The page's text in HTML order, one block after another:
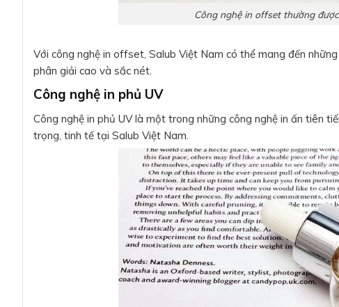
Công nghệ in offset thường
Với công nghệ in offset, Salub Việt Nam có thể mang đến
phân giải cao và sắc nét.
Công nghệ in phủ UV
Công nghệ in phủ UV là một trong những công nghệ in ấn tiên
trọng, tinh tế tại Salub Việt Nam.